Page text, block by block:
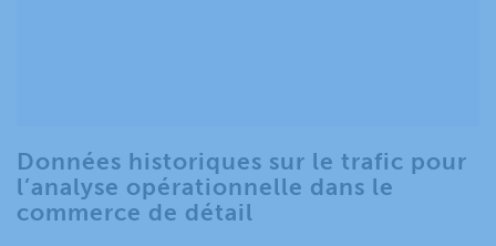
Données historiques sur le trafic pour
l’analyse opérationnelle dans le
commerce de détail